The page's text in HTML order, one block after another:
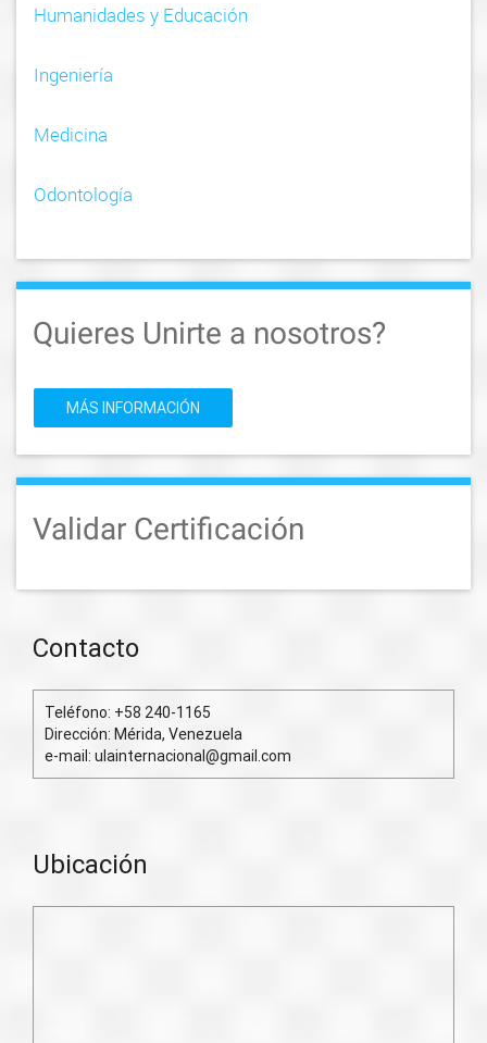
Humanidades y Educación
Ingeniería
Medicina
Odontología
Quieres Unirte a nosotros?
MÁS INFORMACIÓN
Validar Certificación
Contacto
Teléfono: +58 240-1165
Dirección: Mérida, Venezuela
e-mail: ulainternacional@gmail.com
Ubicación